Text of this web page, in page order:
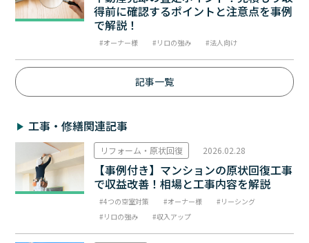
得前に確認するポイントと注意点を事例
で解説！
オーナー様 リロの強み 法人向け
記事一覧
工事・修繕関連記事
リフォーム・原状回復 2026.02.28
【事例付き】マンションの原状回復工事
で収益改善！相場と工事内容を解説
4つの空室対策 オーナー様
リーシング
リロの強み
収入アップ